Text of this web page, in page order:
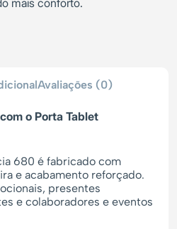
mais conforto.
Avaliações (0)
o Porta Tablet
680 é fabricado com
e acabamento reforçado.
presentes
e colaboradores e eventos